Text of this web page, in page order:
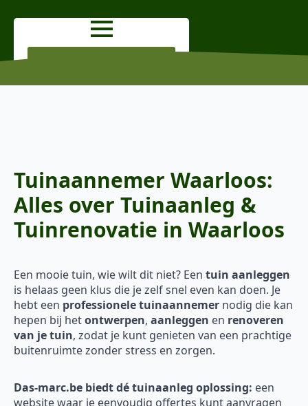
Tuinaannemer Waarloos:
Alles over Tuinaanleg &
Tuinrenovatie in Waarloos
Een mooie tuin, wie wilt dit niet? Een tuin aanleggen
is helaas geen klus die je zelf snel even kan doen. Je
hebt een professionele tuinaannemer nodig die kan
hepen bij hetontwerpen, aanleggen en renoveren
van je tuin, zodat je kunt genieten van een prachtige
buitenruimte zonder stress en zorgen.
Das-marc.be biedt dé tuinaanleg oplossing: een
website waar je eenvoudig offertes kunt aanvragen